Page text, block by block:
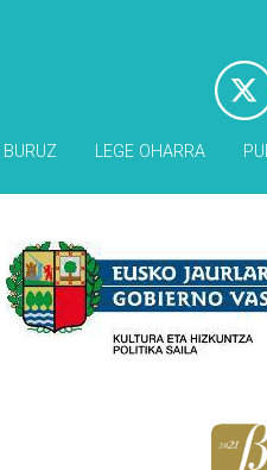
LEGE OHARRA